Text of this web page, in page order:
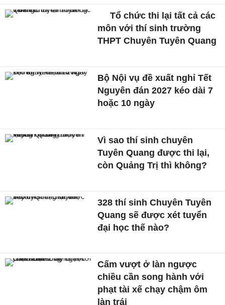
Tổ chức thi lại tất cả các
môn với thí sinh trường
THPT Chuyên Tuyên Quang
Bộ Nội vụ đề xuất nghỉ Tết
Nguyên đán 2027 kéo dài 7
hoặc 10 ngày
Vì sao thí sinh chuyên
Tuyên Quang được thi lại,
còn Quảng Trị thì không?
328 thí sinh Chuyên Tuyên
Quang sẽ được xét tuyển
đại học thế nào?
Cấm vượt ở làn ngược
chiều cần song hành với
phạt tài xế chạy chậm ôm
làn trái